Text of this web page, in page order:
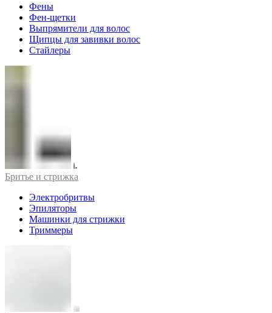
Фены
Фен-щетки
Выпрямители для волос
Щипцы для завивки волос
Стайлеры
Бритье и стрижка
Электробритвы
Эпиляторы
Машинки для стрижки
Триммеры